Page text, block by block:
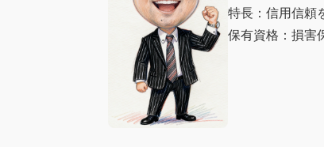
特長：信用信頼
保有資格：損害